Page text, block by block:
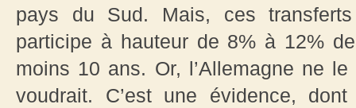
pays du Sud. Mais, ces
participe à hauteur de 8% à 12%
moins 10 ans. Or, l’Allemagne ne
voudrait. C’est une évidence,